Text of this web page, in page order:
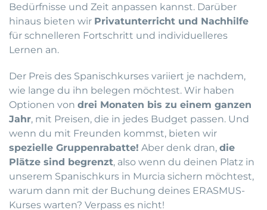
Bedürfnisse und Zeit anpassen kannst. Darüber
hinaus bieten wir Privatunterricht und Nachhilfe
für schnelleren Fortschritt und individuelleres
Lernen an.
Der Preis des Spanischkurses variiert je nachdem,
wie lange du ihn belegen möchtest. Wir haben
Optionen von drei Monaten bis zu einem ganzen
Jahr, mit Preisen, die in jedes Budget passen. Und
wenn du mit Freunden kommst, bieten wir
spezielle Gruppenrabatte! Aber denk dran, die
Plätze sind begrenzt, also wenn du deinen Platz in
unserem Spanischkurs in Murcia sichern möchtest,
warum dann mit der Buchung deines ERASMUS-
Kurses warten? Verpass es nicht!